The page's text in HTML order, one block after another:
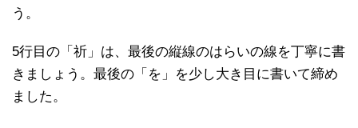
う。
5行目の「祈」は、最後の縦線のはらいの線を丁寧に書
きましょう。最後の「を」を少し大き目に書いて締め
ました。